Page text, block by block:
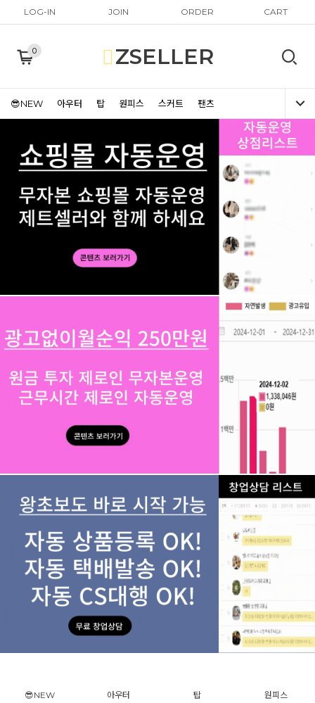
LOG-IN JOIN ORDER CART
0 ZSELLER
😎NEW 아우터 탑 원피스 스커트 팬츠
😎NEW 아우터 탑 원피스